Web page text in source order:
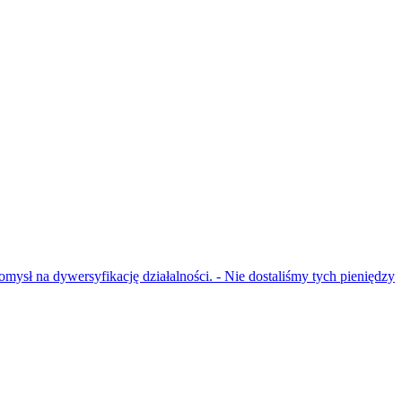
na dywersyfikację działalności. - Nie dostaliśmy tych pieniędzy